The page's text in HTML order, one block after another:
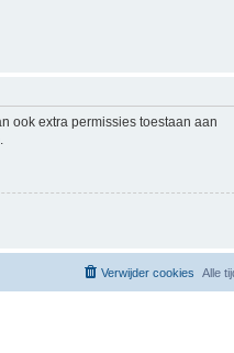
ook extra permissies toestaan aan
Alle
Verwijder cookies